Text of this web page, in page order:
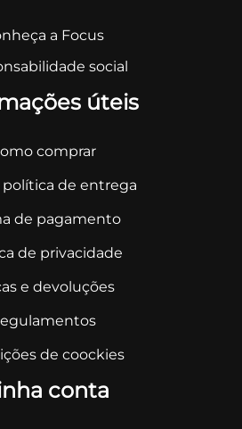
a Focus
social
úteis
comprar
política de entrega
de pagamento
de privacidade
e devoluções
de coockies
conta